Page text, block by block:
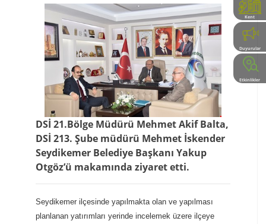
Kent
Rehberi
Duyurular
Etkinlikler
DSİ 21.Bölge Müdürü Mehmet Akif Balta,
DSİ 213. Şube müdürü Mehmet İskender
Seydikemer Belediye Başkanı Yakup
Otgöz’ü makamında ziyaret etti.
Seydikemer ilçesinde yapılmakta olan ve yapılması
planlanan yatırımları yerinde incelemek üzere ilçeye